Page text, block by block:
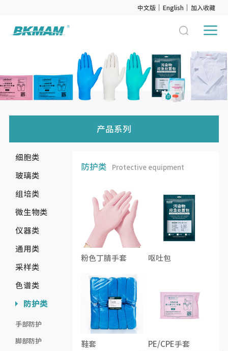
中文版 English 加入收藏
产品系列
细胞类
玻璃类
组培类
微生物类
仪器类
通用类
采样类
色谱类
防护类
手部防护
脚部防护
防护类 Protective equipment
粉色丁腈手套 呕吐包
鞋套 PE/CPE手套